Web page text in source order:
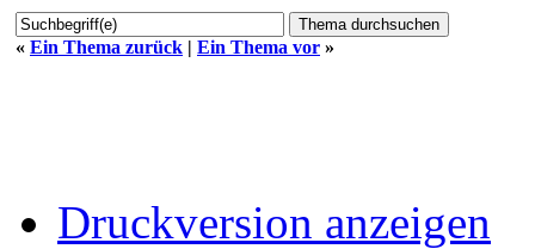
« Ein Thema zurück | Ein Thema vor »
Druckversion anzeigen